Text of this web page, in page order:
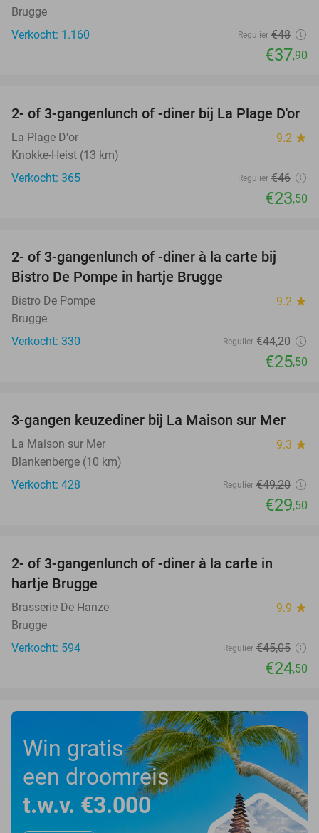
Brugge
Verkocht: 1.160
Regulier €48
€37,90
49%
2- of 3-gangenlunch of -diner bij La Plage D'or
La Plage D'or 9.2 star
Knokke-Heist (13 km)
Verkocht: 365
Regulier €46
€23,50
42%
2- of 3-gangenlunch of -diner à la carte bij
Bistro De Pompe in hartje Brugge
Bistro De Pompe 9.2 star
Brugge
Verkocht: 330
Regulier €44,20
€25,50
40%
3-gangen keuzediner bij La Maison sur Mer
La Maison sur Mer 9.3 star
Blankenberge (10 km)
Verkocht: 428
Regulier €49,20
€29,50
2- of 3-gangenlunch of -diner à la carte in
hartje Brugge
Brasserie De Hanze 9.9 star
Brugge
Verkocht: 594
Regulier €45,05
€24,50
Win gratis
een droomreis
t.w.v. €3.000